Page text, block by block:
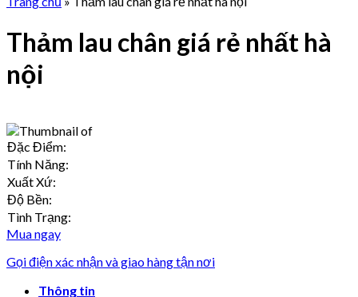
Thảm lau chân giá rẻ nhất hà
nội
Đặc Điểm:
Tính Năng:
Xuất Xứ:
Độ Bền:
Tình Trạng:
Mua ngay
Gọi điện xác nhận và giao hàng tận nơi
Thông tin